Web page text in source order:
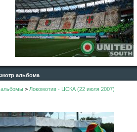
альбома
> Локомотив - ЦСКА (22 июля 2007)